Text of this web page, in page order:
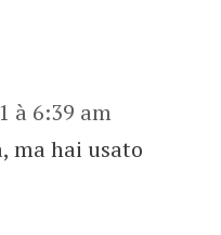
à 6:39 am
ma hai usato